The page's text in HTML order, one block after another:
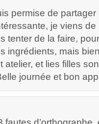
permise de
je viens de
tenter de la faire,
ingrédients, mais
atelier, et lies filles
journée et bon